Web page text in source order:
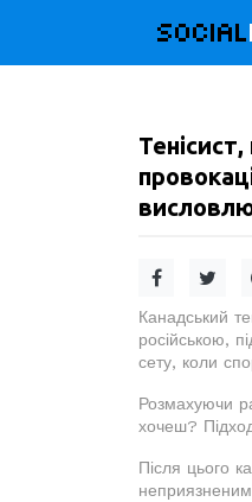
SOCIAL
Канадський
російською,
сету, коли
Розмахуючи
хочеш?
Після цього